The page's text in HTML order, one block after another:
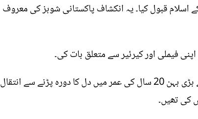
قبول کیا۔ یہ انکشاف پاکستانی شوبز کی معروف
فیملی اور کیرئیر سے متعلق بات کی۔
پوڈ کاسٹ میں اداکارہ نے بتایا کہ ہم ٹوٹل چار بہنیں تھیں، جس میں سے سب سے بڑی بہن 20 سال کی عمر میں دل کا دورہ پڑنے سے انتقال